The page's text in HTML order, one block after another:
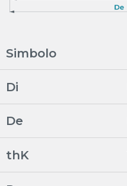
Simbolo
Di
De
thK